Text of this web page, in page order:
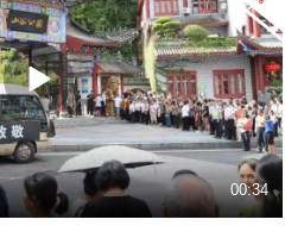
00:34